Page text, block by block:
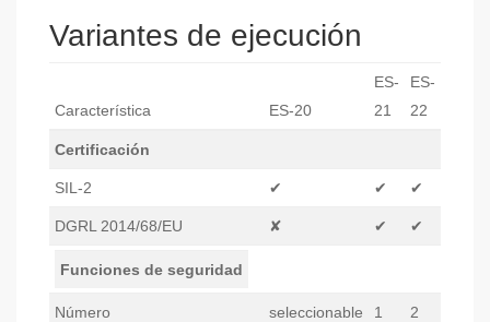
Variantes de ejecución
Característica ES-20
ES-
21
ES-
22
Certificación
SIL-2 ✔ ✔ ✔
DGRL 2014/68/EU ✘ ✔ ✔
Funciones de seguridad
Número seleccionable 1 2